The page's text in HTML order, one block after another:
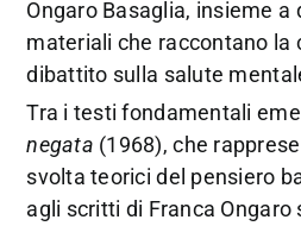
Ongaro Basaglia, insieme a
materiali che raccontano la
dibattito sulla salute
Tra i testi fondamentali
negata (1968), che
svolta teorici del pensiero
agli scritti di Franca Ongaro